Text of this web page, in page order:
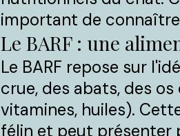
important de
Le BARF : une
Le BARF repose sur
crue, des abats, des
vitamines, huiles).
félin et peut présenter